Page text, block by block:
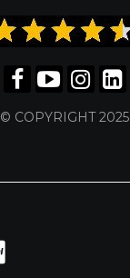
© COPYRIGHT 2025